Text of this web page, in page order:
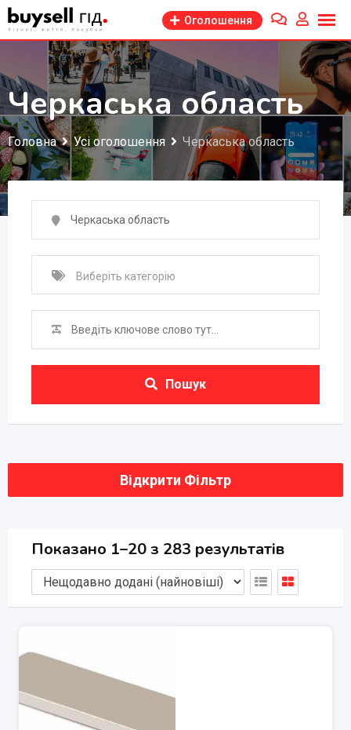
Перейти
до
Оголошення
Черкаська область
Головна Усі оголошення Черкаська область
Пошук
Відкрити Фільтр
Показано 1–20 з 283 результатів